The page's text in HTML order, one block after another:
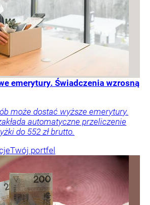
emerytury. Świadczenia wzrosną
może dostać wyższe emerytury.
automatyczne przeliczenie
do 552 zł brutto.
Twój portfel